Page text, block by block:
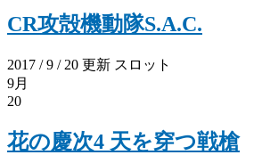
CR攻殻機動隊S.A.C.
2017 / 9 / 20 更新 スロット
9月
20
花の慶次4 天を穿つ戦槍